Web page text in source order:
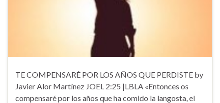
TE COMPENSARÉ POR LOS AÑOS QUE PERDISTE by
Javier Alor Martínez JOEL 2:25 |LBLA «Entonces os
compensaré por los años que ha comido la langosta, el